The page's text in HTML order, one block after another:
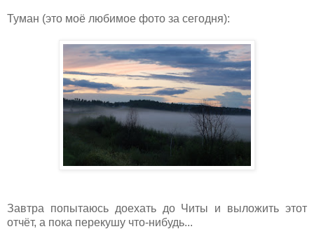
Туман (это моё любимое фото за сегодня):
Завтра попытаюсь доехать до Читы и выложить этот
отчёт, а пока перекушу что-нибудь...